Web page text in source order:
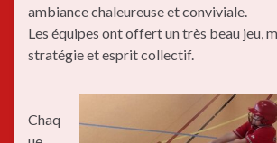
ambiance chaleureuse et conviviale.
Les équipes ont offert un très beau jeu,
stratégie et esprit collectif.
Chaq